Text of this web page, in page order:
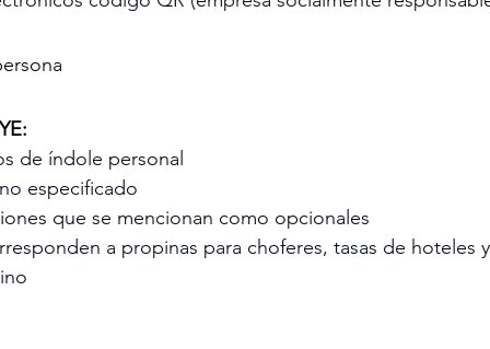
de índole personal
especificado
que se mencionan como opcionales
a propinas para choferes, tasas de hoteles